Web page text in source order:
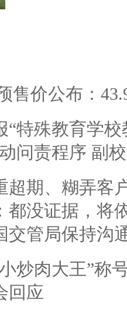
售价公布：
“特殊教育学
问责程序 副
超期、糊弄客
都没证据，将
交管局保持沟
炒肉大王”称
回应